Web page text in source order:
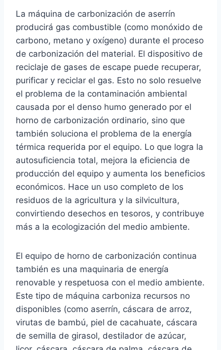
La máquina de carbonización de aserrín
producirá gas combustible (como monóxido de
carbono, metano y oxígeno) durante el proceso
de carbonización del material. El dispositivo de
reciclaje de gases de escape puede recuperar,
purificar y reciclar el gas. Esto no solo resuelve
el problema de la contaminación ambiental
causada por el denso humo generado por el
horno de carbonización ordinario, sino que
también soluciona el problema de la energía
térmica requerida por el equipo. Lo que logra la
autosuficiencia total, mejora la eficiencia de
producción del equipo y aumenta los beneficios
económicos. Hace un uso completo de los
residuos de la agricultura y la silvicultura,
convirtiendo desechos en tesoros, y contribuye
más a la ecologización del medio ambiente.
El equipo de horno de carbonización continua
también es una maquinaria de energía
renovable y respetuosa con el medio ambiente.
Este tipo de máquina carboniza recursos no
disponibles (como aserrín, cáscara de arroz,
virutas de bambú, piel de cacahuate, cáscara
de semilla de girasol, destilador de azúcar,